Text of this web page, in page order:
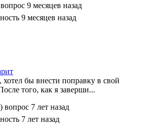
9 месяцев назад
9 месяцев назад
бы внести поправку в свой
того, как я заверши...
вопрос 7 лет назад
7 лет назад